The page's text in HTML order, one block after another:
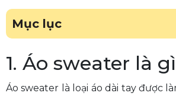
Mục lục
1. Áo sweater là
Áo sweater là loại áo dài tay được